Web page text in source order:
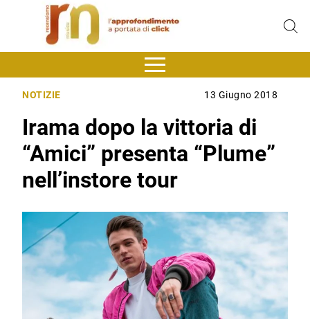
NOTIZIE 13 Giugno 2018
Irama dopo la vittoria di
“Amici” presenta “Plume”
nell’instore tour